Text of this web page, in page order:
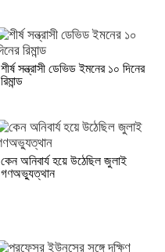
শীর্ষ সন্ত্রাসী ডেভিড ইমনের ১০ দিনের
রিমান্ড
কেন অনিবার্য হয়ে উঠেছিল জুলাই
গণঅভ্যুত্থান